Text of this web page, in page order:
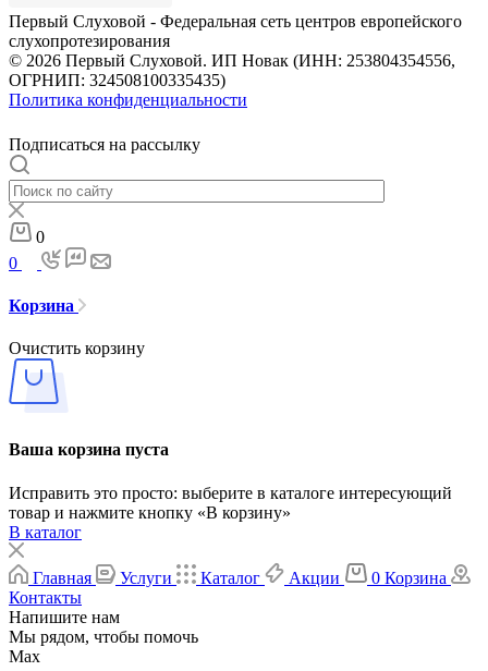
Первый Слуховой - Федеральная сеть центров европейского
слухопротезирования
© 2026 Первый Слуховой. ИП Новак (ИНН: 253804354556,
ОГРНИП: 324508100335435)
Политика конфиденциальности
Подписаться на рассылку
0
0
Корзина
Очистить корзину
Ваша корзина пуста
Исправить это просто: выберите в каталоге интересующий
товар и нажмите кнопку «В корзину»
В каталог
Главная Услуги Каталог Акции 0 Корзина
Контакты
Напишите нам
Мы рядом, чтобы помочь
Max